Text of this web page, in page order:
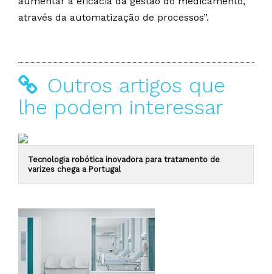
através da automatização de processos”.
Outros artigos que
lhe podem interessar
Tecnologia robótica inovadora para tratamento de
varizes chega a Portugal